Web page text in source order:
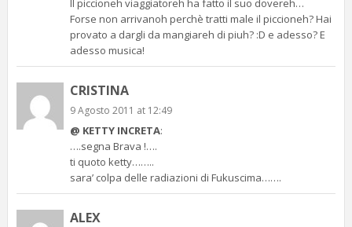
Il piccioneh viaggiatoreh ha fatto il suo dovereh…
Forse non arrivanoh perchè tratti male il piccioneh? Hai
provato a dargli da mangiareh di piuh? :D e adesso? E
adesso musica!
CRISTINA
9 Agosto 2011 at 12:49
@ KETTY INCRETA:
….segna Brava !….
ti quoto ketty……..
sara’ colpa delle radiazioni di Fukuscima…….
ALEX